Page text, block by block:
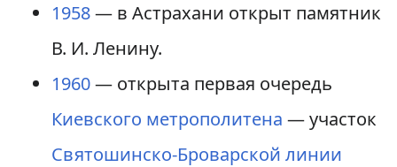
1958— в Астрахани открыт памятник
В. И. Ленину.
1960— открыта первая очередь
Киевского метрополитена — участок
Святошинско-Броварской линии